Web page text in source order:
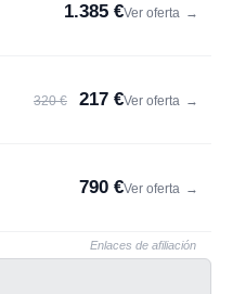
1.385 €Ver oferta →
320 € 217 €Ver oferta →
790 €Ver oferta →
Enlaces de afiliación